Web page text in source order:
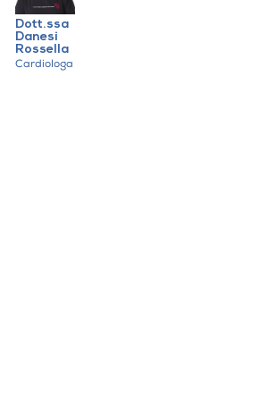
Dott.ssa
Danesi
Rossella
Cardiologa